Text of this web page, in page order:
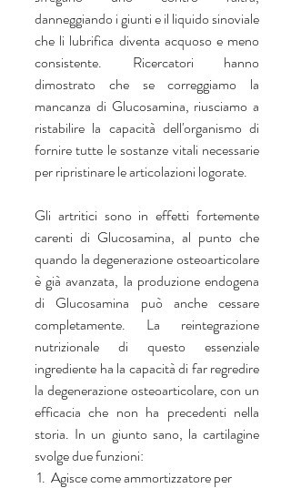
danneggiando i giunti e il liquido sinoviale
che li lubrifica diventa acquoso e meno
consistente. Ricercatori hanno
dimostrato che se correggiamo la
mancanza di Glucosamina, riusciamo a
ristabilire la capacità dell'organismo di
fornire tutte le sostanze vitali necessarie
per ripristinare le articolazioni logorate.
Gli artritici sono in effetti fortemente
carenti di Glucosamina, al punto che
quando la degenerazione osteoarticolare
è già avanzata, la produzione endogena
di Glucosamina può anche cessare
completamente. La reintegrazione
nutrizionale di questo essenziale
ingrediente ha la capacità di far regredire
la degenerazione osteoarticolare, con un
efficacia che non ha precedenti nella
storia. In un giunto sano, la cartilagine
svolge due funzioni: